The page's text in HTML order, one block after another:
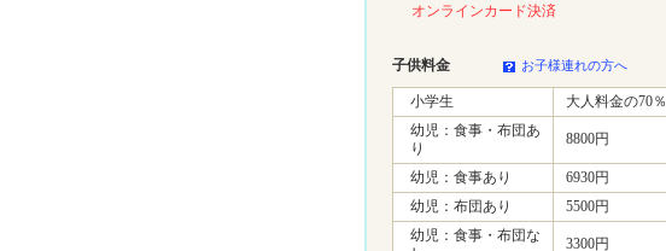
オンラインカード決済
子供料金 お子様連れの方へ
小学生
大人料金の70％
幼児：食事・布団あ
り
8800円
幼児：食事あり
6930円
幼児：布団あり
5500円
幼児：食事・布団な
3300円